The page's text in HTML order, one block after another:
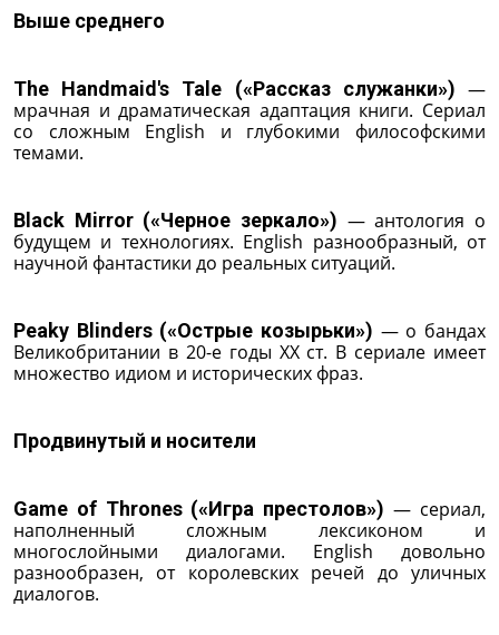
Выше среднего
The Handmaid's Tale («Рассказ служанки») —
мрачная и драматическая адаптация книги. Сериал
со сложным English и глубокими философскими
темами.
Black Mirror («Черное зеркало») — антология о
будущем и технологиях. English разнообразный, от
научной фантастики до реальных ситуаций.
Peaky Blinders («Острые козырьки») — о бандах
Великобритании в 20-е годы ХХ ст. В сериале имеет
множество идиом и исторических фраз.
Продвинутый и носители
Game of Thrones («Игра престолов») — сериал,
наполненный сложным лексиконом и
многослойными диалогами. English довольно
разнообразен, от королевских речей до уличных
диалогов.